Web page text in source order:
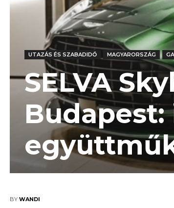
UTAZÁS ÉS SZABADIDŐ MAGYARORSZÁG
SELVA
BY WANDI